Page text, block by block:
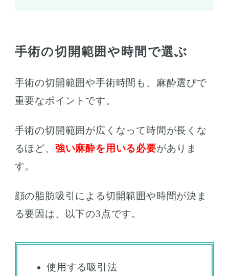
手術の切開範囲や時間で選ぶ
手術の切開範囲や手術時間も、麻酔選びで
重要なポイントです。
手術の切開範囲が広くなって時間が長くな
るほど、 強い麻酔を用いる必要がありま
す。
顔の脂肪吸引による切開範囲や時間が決ま
る要因は、以下の3点です。
使用する吸引法